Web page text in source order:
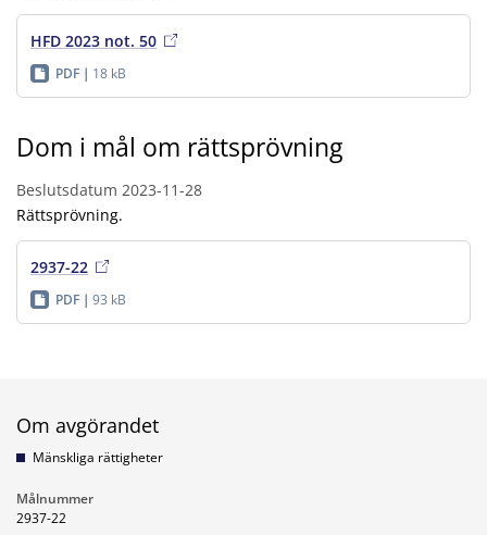
HFD 2023 not. 50
PDF 18 kB
Dom i mål om rättsprövning
Beslutsdatum 2023-11-28
Rättsprövning.
2937-22
PDF 93 kB
Om avgörandet
Mänskliga rättigheter
Målnummer
2937-22